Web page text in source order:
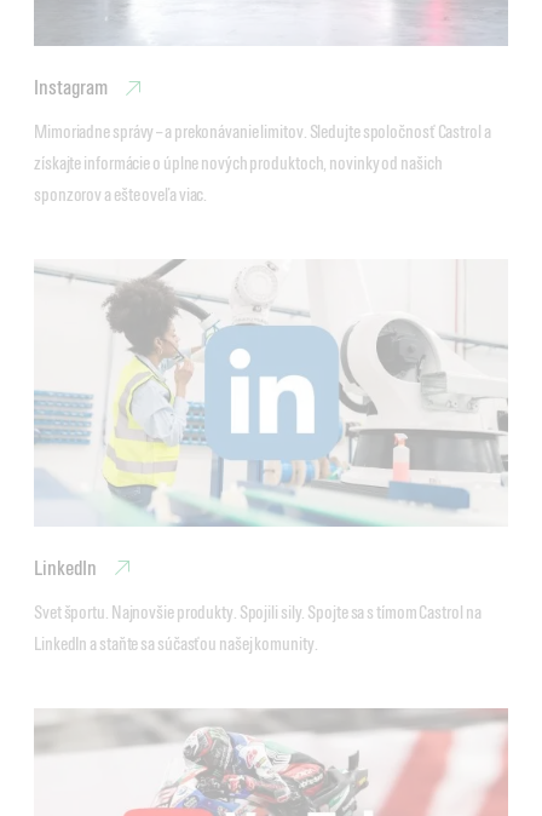
Instagram
Mimoriadne správy – a prekonávanie limitov. Sledujte spoločnosť Castrol a
získajte informácie o úplne nových produktoch, novinky od našich
sponzorov a ešte oveľa viac.
LinkedIn
Svet športu. Najnovšie produkty. Spojili sily. Spojte sa s tímom Castrol na
LinkedIn a staňte sa súčasťou našej komunity.